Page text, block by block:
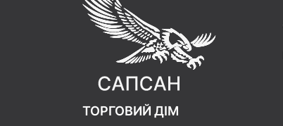
ТОРГОВИЙ ДІМ